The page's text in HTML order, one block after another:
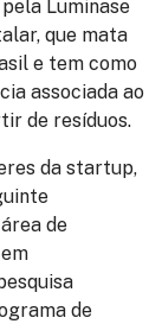
Luminase
que mata
e tem como
associada ao
de resíduos.
da startup,
de
de